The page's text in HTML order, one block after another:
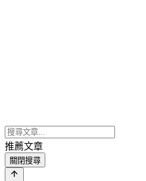
推薦文章
關閉搜尋